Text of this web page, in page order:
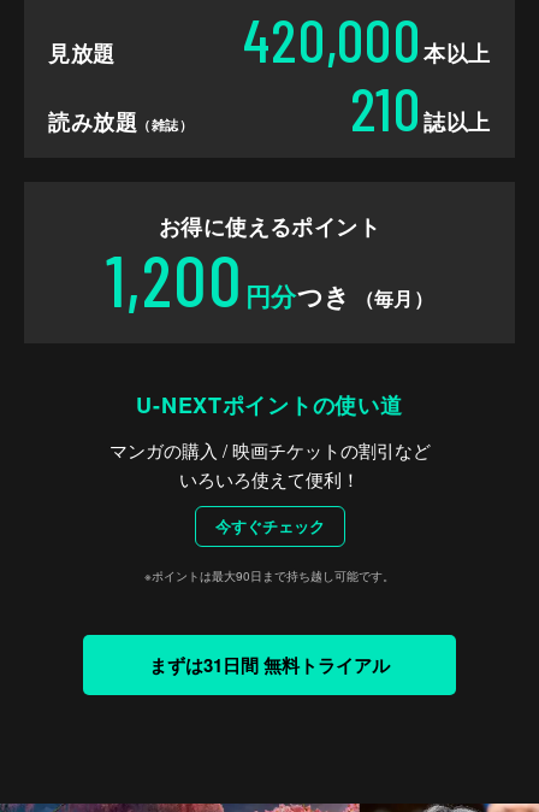
見放題 420,000 本以上
読み放題 （雑誌） 210 誌以上
お得に使えるポイント
1,200 円分つき （毎月）
U-NEXTポイントの使い道
マンガの購入 / 映画チケットの割引など
いろいろ使えて便利！
今すぐチェック
※ポイントは最大90日まで持ち越し可能です。
まずは31日間 無料トライアル